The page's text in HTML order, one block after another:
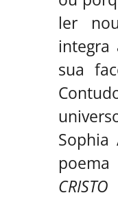
ler
integra
sua
Sophia